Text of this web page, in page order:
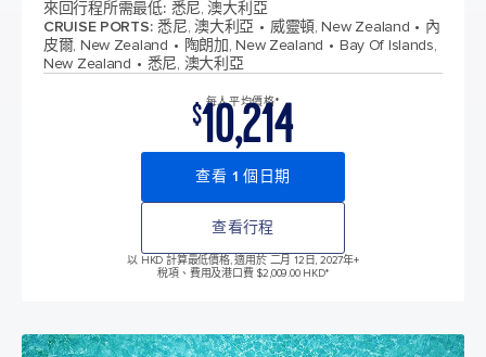
來回行程所需最低: 悉尼, 澳大利亞
CRUISE PORTS: 悉尼, 澳大利亞 威靈頓, New Zealand
內
皮爾, New Zealand
陶朗加, New Zealand
Bay Of Islands,
New Zealand
悉尼, 澳大利亞
每人平均價格*
$10,214
查看 1 個日期
查看行程
以 HKD 計算最低價格, 適用於 二月 12日, 2027年+
稅項、費用及港口費 $2,009.00 HKD*